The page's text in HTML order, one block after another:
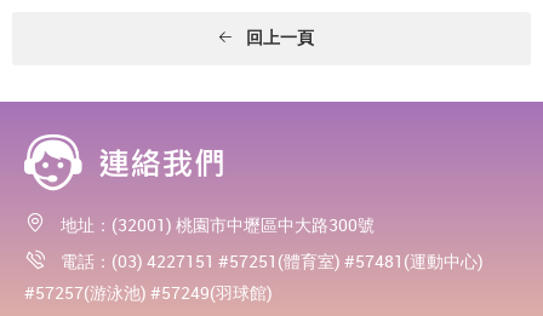
回上一頁
地址：(32001) 桃園市中壢區中大路300號
電話：(03) 4227151 #57251(體育室) #57481(運動中心)
#57257(游泳池) #57249(羽球館)